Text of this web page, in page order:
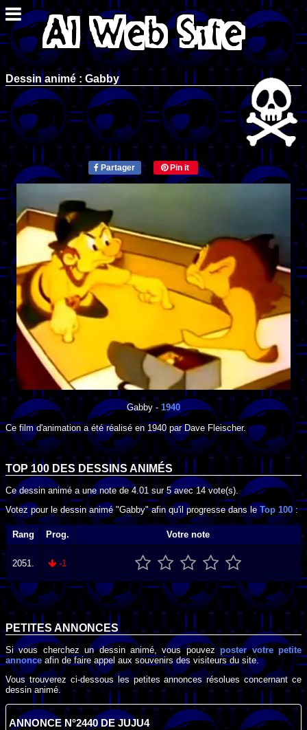
Dessin animé : Gabby
Partager Pin it
Gabby - 1940
Ce film d'animation a été réalisé en 1940 parDave Fleischer.
TOP 100 DES DESSINS ANIMÉS
Ce dessin animé a une note de4.01 sur5 avec14vote(s).
Votez pour le dessin animé "Gabby" afin qu'il progresse dans le Top 100:
Rang Prog. Votre note
2051. -1
PETITES ANNONCES
Si vous cherchez un dessin animé, vous pouvez poster votre petite
annonce afin de faire appel aux souvenirs des visiteurs du site.
Vous trouverez ci-dessous les petites annonces résolues concernant ce
dessin animé.
ANNONCE N°2440 DE JUJU4